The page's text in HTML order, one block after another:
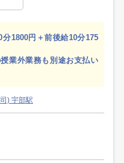
1800円＋前後給10分175
業外業務も別途お支払い
) 宇部駅